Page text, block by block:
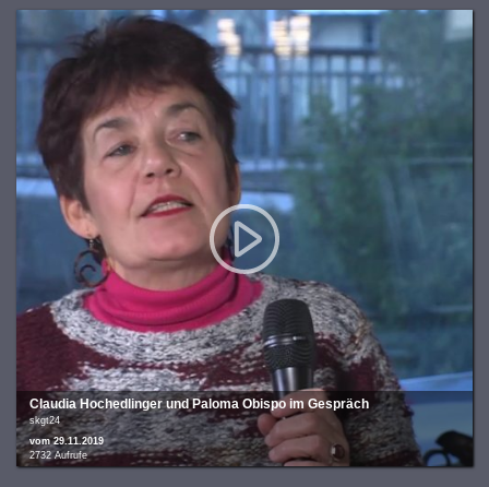
Claudia Hochedlinger und Paloma Obispo im Gespräch
skgt24
vom 29.11.2019
2732 Aufrufe